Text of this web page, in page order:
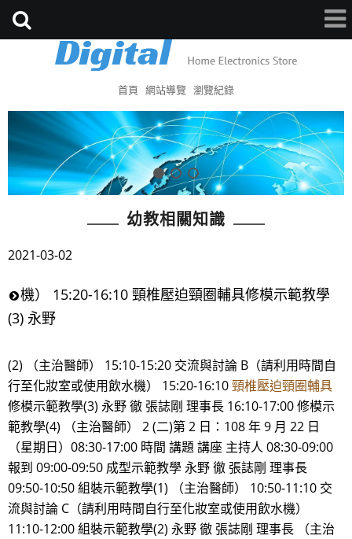
首頁 網站導覽 瀏覽紀錄
幼教相關知識
2021-03-02
機） 15:20-16:10 頸椎壓迫頸圈輔具修模示範教學
(3) 永野
(2) （主治醫師） 15:10-15:20 交流與討論 B（請利用時間自
行至化妝室或使用飲水機） 15:20-16:10頸椎壓迫頸圈輔具
修模示範教學(3) 永野 徹 張誌剛 理事長 16:10-17:00 修模示
範教學(4) （主治醫師） 2 (二)第 2 日：108 年 9 月 22 日
（星期日）08:30-17:00 時間 講題 講座 主持人 08:30-09:00
報到 09:00-09:50 成型示範教學 永野 徹 張誌剛 理事長
09:50-10:50 組裝示範教學(1) （主治醫師） 10:50-11:10 交
流與討論 C（請利用時間自行至化妝室或使用飲水機）
11:10-12:00 組裝示範教學(2) 永野 徹 張誌剛 理事長 （主治